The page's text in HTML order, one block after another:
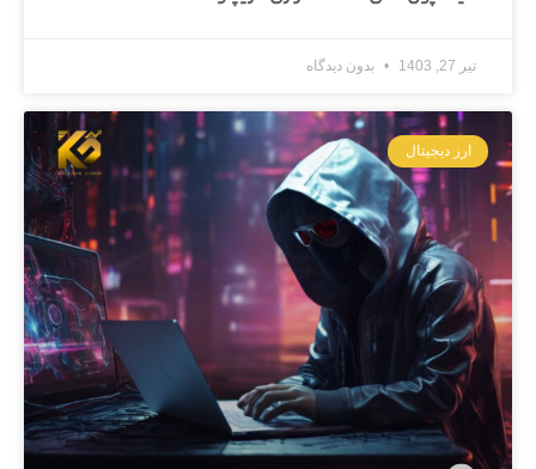
تیر 27, 1403 بدون دیدگاه
ارز دیجیتال